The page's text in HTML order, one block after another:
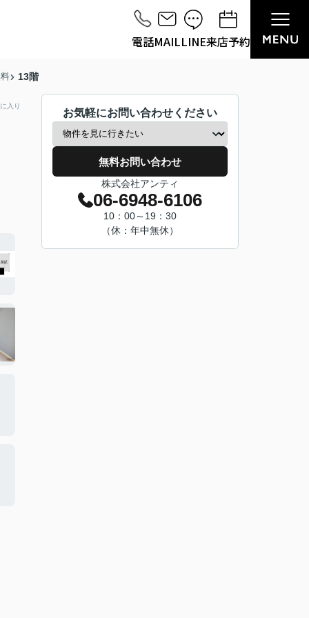
電話MAILLINE来店予約
13階
入り
お気軽にお問い合わせください
無料お問い合わせ
株式会社アンティ
06-6948-6106
10：00～19：30
（休：年中無休）